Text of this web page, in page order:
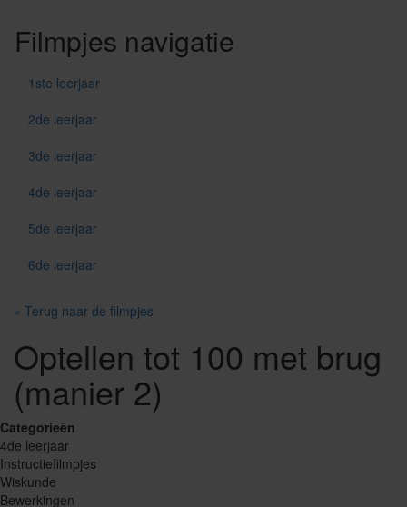
Filmpjes navigatie
1ste leerjaar
2de leerjaar
3de leerjaar
4de leerjaar
5de leerjaar
6de leerjaar
« Terug naar de filmpjes
Optellen tot 100 met brug
(manier 2)
Categorieën
4de leerjaar
Instructiefilmpjes
Wiskunde
Bewerkingen